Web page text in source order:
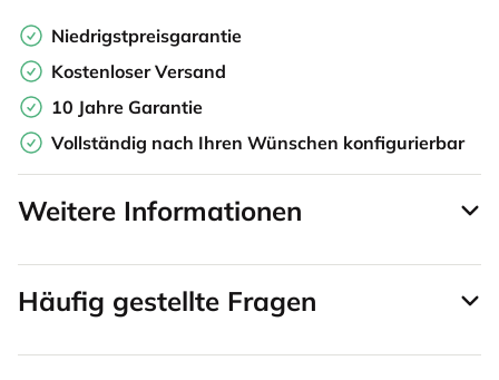
Niedrigstpreisgarantie
Kostenloser Versand
10 Jahre Garantie
Vollständig nach Ihren Wünschen konfigurierbar
Weitere Informationen
Häufig gestellte Fragen